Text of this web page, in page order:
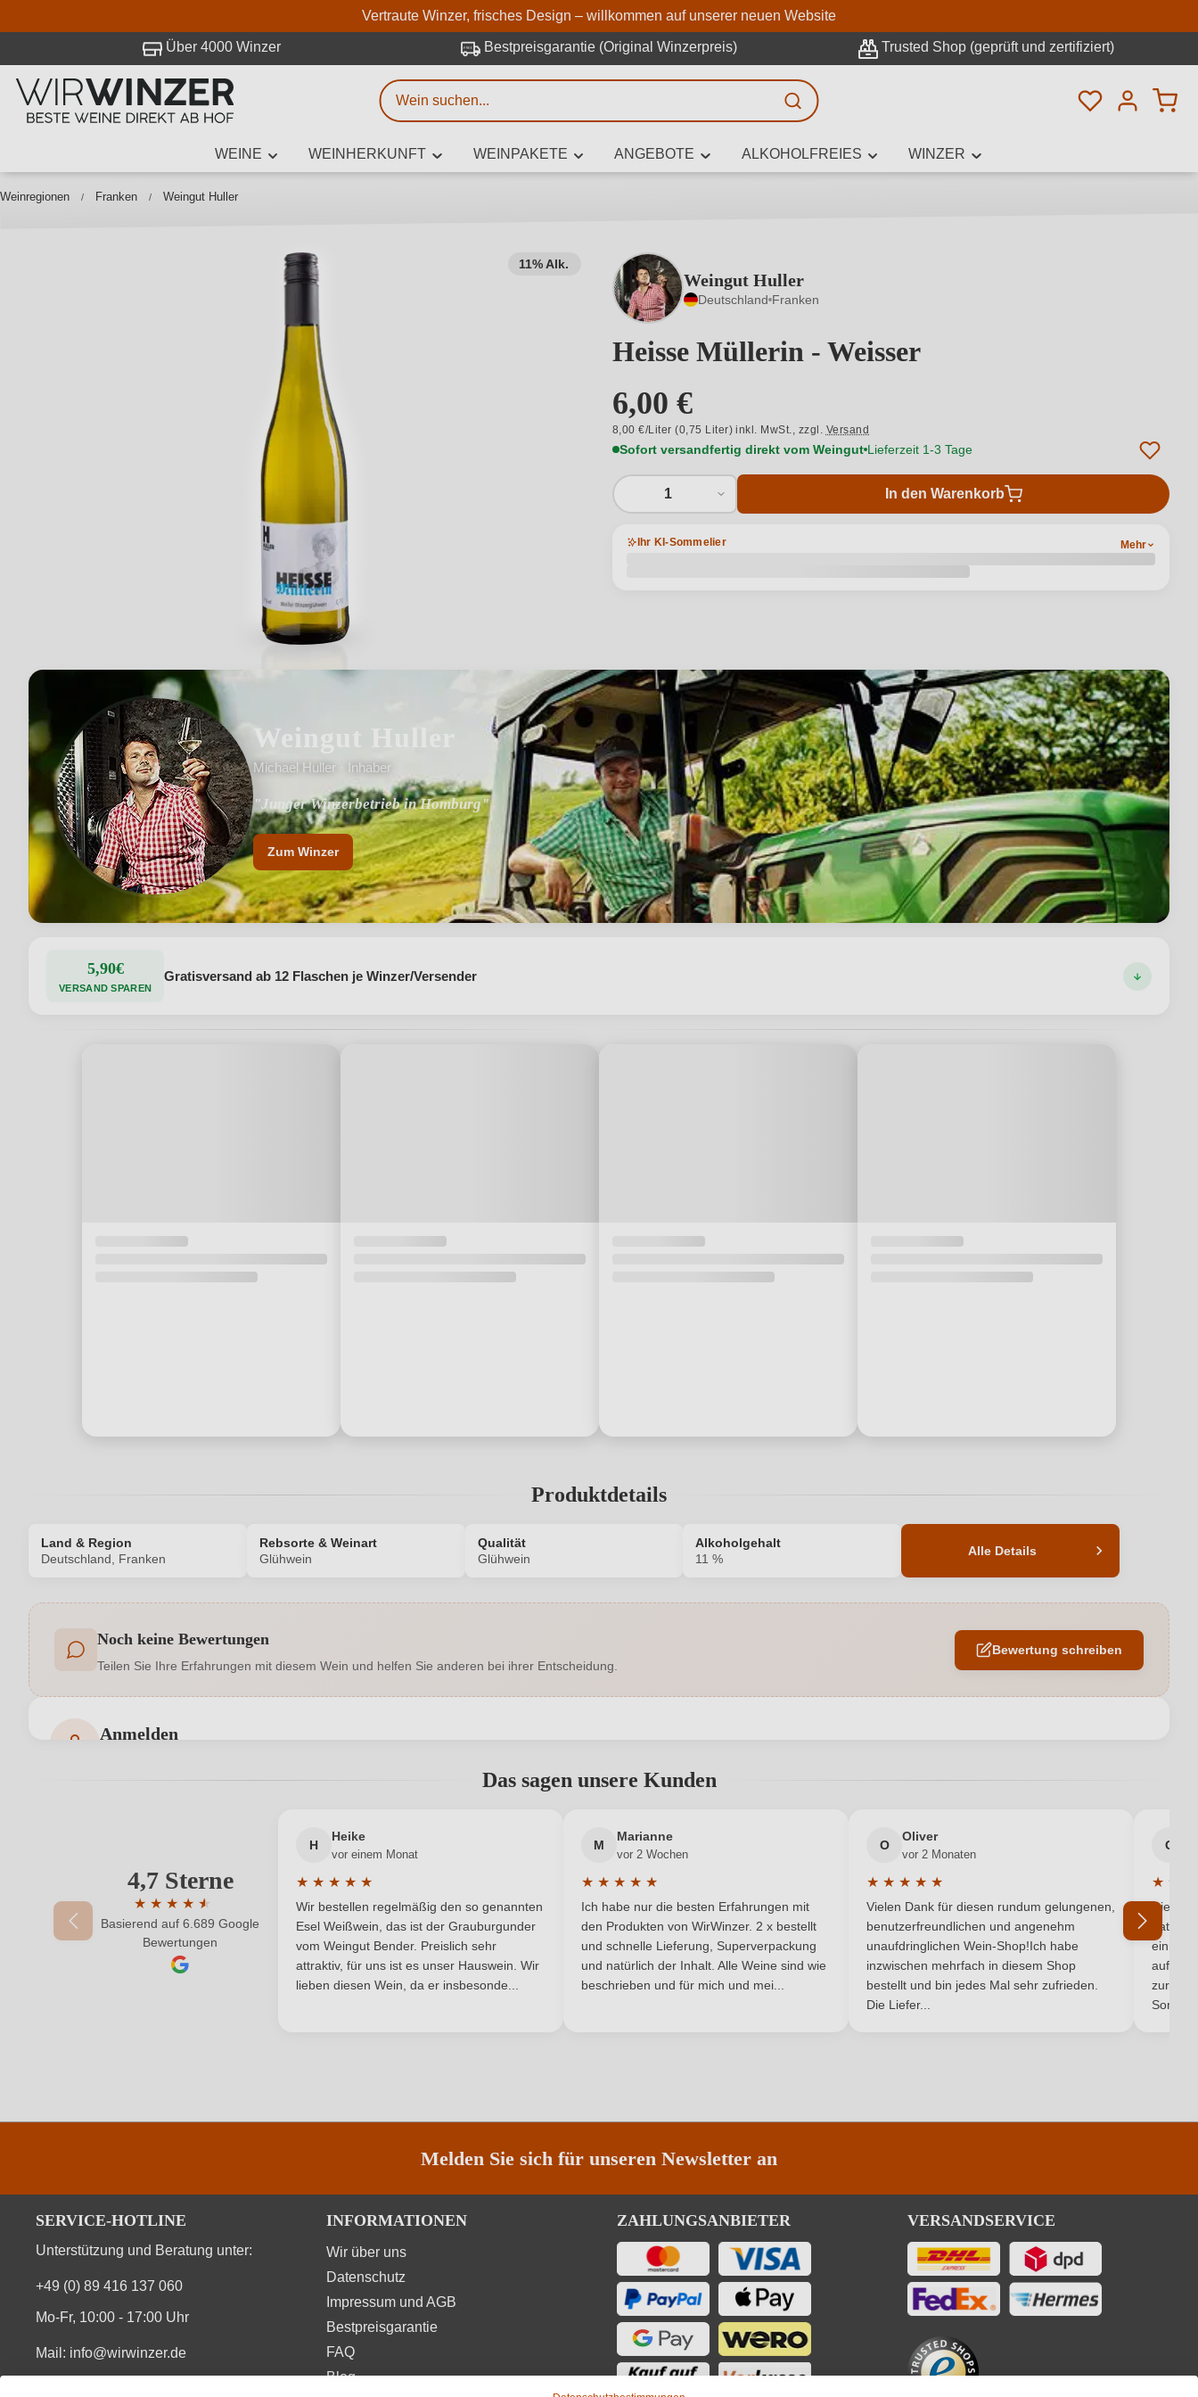
Zum Hauptinhalt springen
Zur Suche springen
Zur Hauptnavigation springen
Vertraute Winzer, frisches Design – willkommen auf unserer neuen Website
Über 4000 Winzer Bestpreisgarantie (Original Winzerpreis) Trusted Shop (geprüft und zertifiziert)
Du hast 0
WEINE WEINHERKUNFT WEINPAKETE ANGEBOTE ALKOHOLFREIES WINZER
Weinregionen Franken Weingut Huller
11% Alk.
Weingut Huller
Deutschland Franken
Heisse Müllerin - Weisser
6,00 €
8,00 €/Liter (0,75 Liter) inkl. MwSt., zzgl. Versand
Sofort versandfertig direkt vom Weingut Lieferzeit 1-3 Tage
1 In den Warenkorb
Ihr KI-Sommelier Mehr
Weingut Huller
Michael Huller · Inhaber
"Junger Winzerbetrieb in Homburg"
Zum Winzer
5,90€
VERSAND SPAREN
Gratisversand ab 12 Flaschen je Winzer/Versender
Produktdetails
Land & Region
Deutschland, Franken
Rebsorte & Weinart
Glühwein
Qualität
Glühwein
Alkoholgehalt
11 %
Alle Details
Allergene Huller
Hersteller adresse 0,75 L
Noch keine Bewertungen
Teilen Sie Ihre Erfahrungen mit diesem Wein und helfen Sie anderen bei ihrer Entscheidung.
Bewertung schreiben
Anmelden
Ihre E-Mail-Adresse
Ihr Passwort
Ich habe mein Passwort vergessen
Das sagen unsere Kunden
4,7 Sterne
★ ★ ★ ★ ★
★
Durchschnittliche Bewertung von 4.7 von 5 Sternen
Basierend auf 6.689 Google
Bewertungen
H
Heike
vor einem Monat
★ ★ ★ ★ ★
Durchschnittliche Bewertung von 5 von 5 Sternen
Wir bestellen regelmäßig den so genannten
Esel Weißwein, das ist der Grauburgunder
vom Weingut Bender. Preislich sehr
attraktiv, für uns ist es unser Hauswein. Wir
lieben diesen Wein, da er insbesonde...
M
Marianne
vor 2 Wochen
★ ★ ★ ★ ★
Durchschnittliche Bewertung von 5 von 5 Sternen
Ich habe nur die besten Erfahrungen mit
den Produkten von WirWinzer. 2 x bestellt
und schnelle Lieferung, Superverpackung
und natürlich der Inhalt. Alle Weine sind wie
beschrieben und für mich und mei...
O
Oliver
vor 2 Monaten
★ ★ ★ ★ ★
Durchschnittliche Bewertung von 5 von 5 Sternen
Vielen Dank für diesen rundum gelungenen,
benutzerfreundlichen und angenehm
unaufdringlichen Wein-Shop!Ich habe
inzwischen mehrfach in diesem Shop
bestellt und bin jedes Mal sehr zufrieden.
Die Liefer...
G
★ ★
Die
hat
einmal
auf
zurück
Son...
Melden Sie sich für unseren Newsletter an
SERVICE-HOTLINE
Unterstützung und Beratung unter:
+49 (0) 89 416 137 060
Mo-Fr, 10:00 - 17:00 Uhr
Mail: info@wirwinzer.de
INFORMATIONEN
Wir über uns
Datenschutz
Impressum und AGB
Bestpreisgarantie
FAQ
Blog
ZAHLUNGSANBIETER VERSANDSERVICE
Weinsuche
Mindestens 3 Zeichen eingeben
Erweiterte Suche
Beschreiben Sie, welchen Wein Sie suchen – ob nach Geschmack, Anlass, Weinnamen,
Rebsorte, Region, Winzer oder anderen Kriterien.
bei WirWinzer.